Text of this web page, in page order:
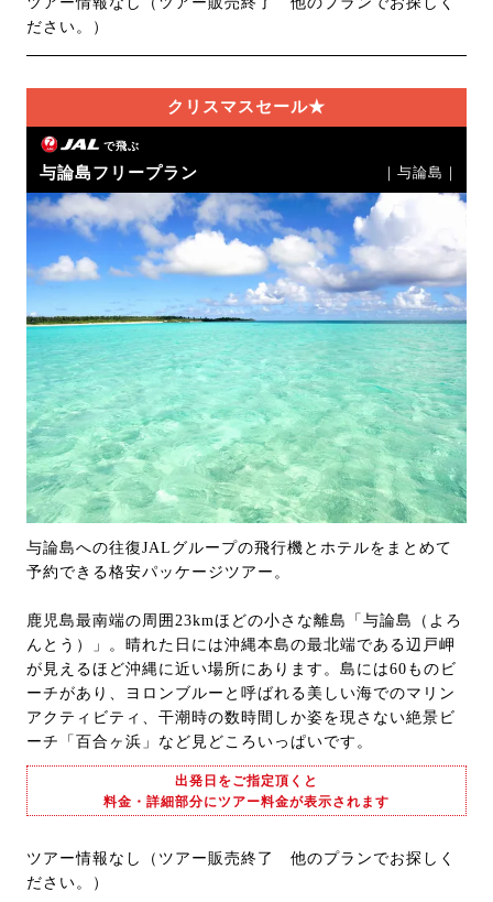
ださい。）
クリスマスセール★
で飛ぶ
与論島フリープラン ｜与論島｜
与論島への往復JALグループの飛行機とホテルをまとめて
予約できる格安パッケージツアー。
鹿児島最南端の周囲23kmほどの小さな離島「与論島（よろ
んとう）」。晴れた日には沖縄本島の最北端である辺戸岬
が見えるほど沖縄に近い場所にあります。島には60ものビ
ーチがあり、ヨロンブルーと呼ばれる美しい海でのマリン
アクティビティ、干潮時の数時間しか姿を現さない絶景ビ
ーチ「百合ヶ浜」など見どころいっぱいです。
出発日をご指定頂くと
料金・詳細部分にツアー料金が表示されます
ツアー情報なし（ツアー販売終了 他のプランでお探しく
ださい。）